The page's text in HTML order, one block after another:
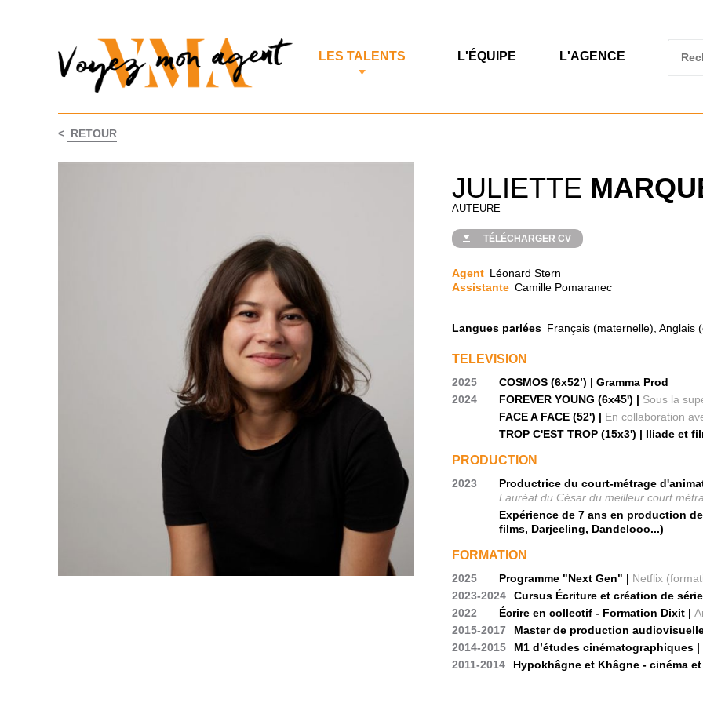
LES TALENTS L'ÉQUIPE L'AGENCE
< RETOUR
JULIETTE
AUTEURE
TÉLÉCHARGER CV
Agent Léonard Stern
Assistante Camille Pomaranec
Langues parlées Français (maternelle), Anglais
TELEVISION
2025
COSMOS (6x52’) | Gramma Prod
2024
FOREVER YOUNG (6x45') | Sous la
FACE A FACE (52') | En collaboration
TROP C'EST TROP (15x3') | Iliade et
PRODUCTION
2023
Productrice du court-métrage
Lauréat du César du meilleur court
Expérience de 7 ans en production
films, Darjeeling, Dandelooo...)
FORMATION
2025 Programme "Next Gen" | Netflix
2023-2024
Cursus Écriture et création de
2022
Écrire en collectif - Formation Dixit |
2015-2017
Master de production
2014-2015
M1 d’études cinématographiques |
2011-2014
Hypokhâgne et Khâgne - cinéma